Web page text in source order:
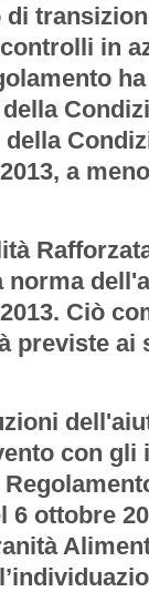
in
a
norma
Ciò
previste ai
con gli
6 ottobre